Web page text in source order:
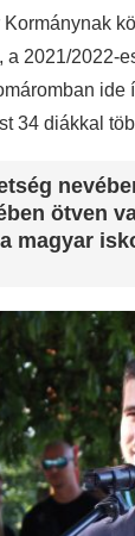
Kormánynak
a 2021/2022-
34 diákkal
ötven
magyar